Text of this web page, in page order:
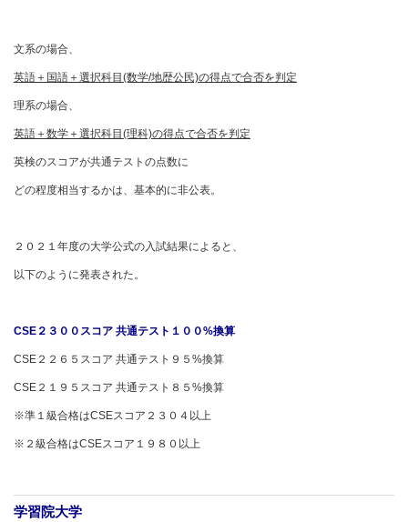
文系の場合、
英語＋国語＋選択科目(数学/地歴公民)の得点で合否を判定
理系の場合、
英語＋数学＋選択科目(理科)の得点で合否を判定
英検のスコアが共通テストの点数に
どの程度相当するかは、基本的に非公表。
２０２１年度の大学公式の入試結果によると、
以下のように発表された。
CSE ２３００スコア 共通テスト１００%換算
CSE２２６５スコア 共通テスト９５%換算
CSE２１９５スコア 共通テスト８５%換算
※準１級合格はCSEスコア２３０４以上
※２級合格はCSEスコア１９８０以上
学習院大学